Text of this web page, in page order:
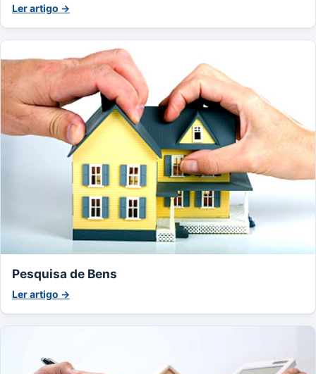
Ler artigo →
Pesquisa de Bens
Ler artigo →